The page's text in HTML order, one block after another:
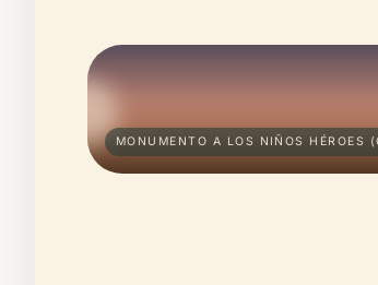
MONUMENTO A LOS NIÑOS HÉROES